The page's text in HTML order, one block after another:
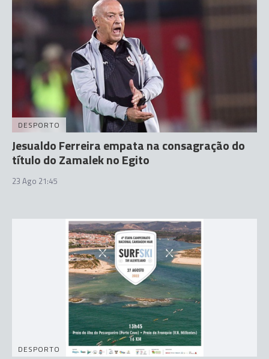
DESPORTO
Jesualdo Ferreira empata na consagração do
título do Zamalek no Egito
23 Ago 21:45
DESPORTO